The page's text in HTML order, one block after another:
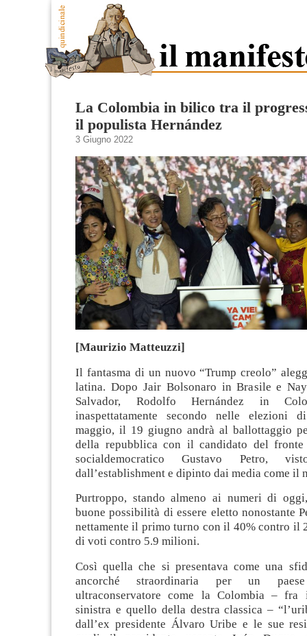
La Colombia in bilico tra il
il populista Hernández
3 Giugno 2022
[Maurizio Matteuzzi]
Il fantasma di un nuovo “Trump creolo”
latina. Dopo Jair Bolsonaro in Brasile e
Salvador, Rodolfo Hernández in
inaspettatamente secondo nelle elezioni
maggio, il 19 giugno andrà al ballottaggio
della repubblica con il candidato del fronte
socialdemocratico Gustavo Petro,
dall’establishment e dipinto dai media come il
Purtroppo, stando almeno ai numeri di
buone possibilità di essere eletto nonostante
nettamente il primo turno con il 40% contro il
di voti contro 5.9 milioni.
Così quella che si presentava come una
ancorché straordinaria per un paese
ultraconservatore come la Colombia –
sinistra e quello della destra classica –
dall’ex presidente Álvaro Uribe e le sue